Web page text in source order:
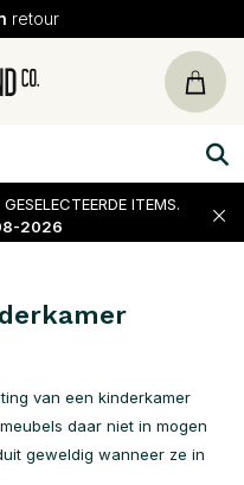
retour
ITEMS.
2026
van een kinderkamer
daar niet in mogen
geweldig wanneer ze in